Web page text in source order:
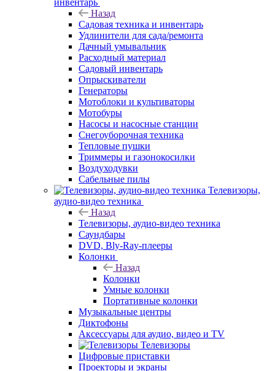
инвентарь
Назад
Садовая техника и инвентарь
Удлинители для сада/ремонта
Дачный умывальник
Расходный материал
Садовый инвентарь
Опрыскиватели
Генераторы
Мотоблоки и культиваторы
Мотобуры
Насосы и насосные станции
Снегоуборочная техника
Тепловые пушки
Триммеры и газонокосилки
Воздуходувки
Сабельные пилы
Телевизоры,
аудио-видео техника
Назад
Телевизоры, аудио-видео техника
Саундбары
DVD, Bly-Ray-плееры
Колонки
Назад
Колонки
Умные колонки
Портативные колонки
Музыкальные центры
Диктофоны
Аксессуары для аудио, видео и TV
Телевизоры
Цифровые приставки
Проекторы и экраны